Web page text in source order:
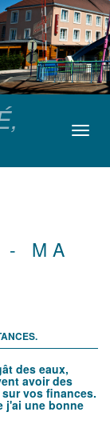
- MA
des eaux,
avoir des
vos finances.
j'ai une bonne